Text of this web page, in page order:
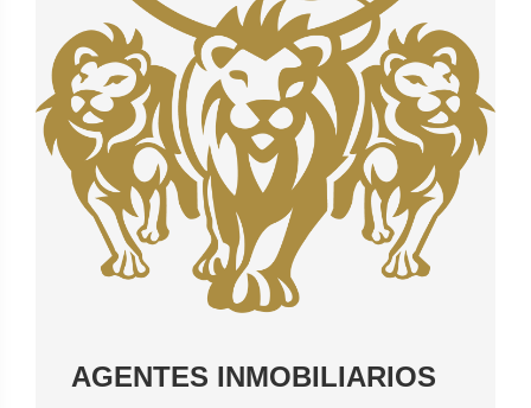
AGENTES INMOBILIARIOS